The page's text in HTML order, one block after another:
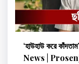
‘হাউহাউ করে
News |